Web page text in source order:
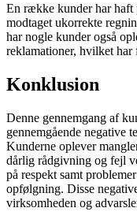
En række kunder har haft
modtaget ukorrekte
har nogle kunder også
reklamationer, hvilket
Konklusion
Denne gennemgang af
gennemgående negative
Kunderne oplever
dårlig rådgivning og fejl
på respekt samt
opfølgning. Disse
virksomheden og